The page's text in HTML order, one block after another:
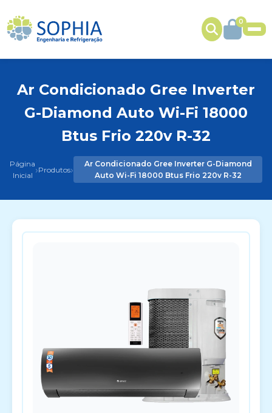
0
Ar Condicionado Gree Inverter
G-Diamond Auto Wi-Fi 18000
Btus Frio 220v R-32
Página
Inicial ›Produtos›
Ar Condicionado Gree Inverter G-Diamond
Auto Wi-Fi 18000 Btus Frio 220v R-32